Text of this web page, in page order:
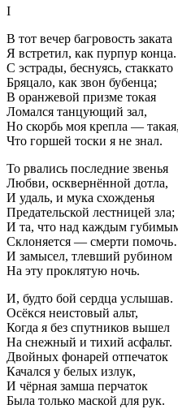
I
В тот вечер багровость заката
Я встретил, как пурпур конца.
С эстрады, беснуясь, стаккато
Бряцало, как звон бубенца;
В оранжевой призме токая
Ломался танцующий зал,
Но скорбь моя крепла — такая,
Что горшей тоски я не знал.
То рвались последние звенья
Любви, осквернённой дотла,
И удаль, и мука схожденья
Предательской лестницей зла;
И та, что над каждым
Склоняется — смерти
И замысел, тлевший рубином
На эту проклятую ночь.
И, будто бой сердца услышав.
Осёкся неистовый альт,
Когда я без спутников вышел
На снежный и тихий асфальт.
Двойных фонарей отпечаток
Качался у белых излук,
И чёрная замша перчаток
Была только маской для рук.